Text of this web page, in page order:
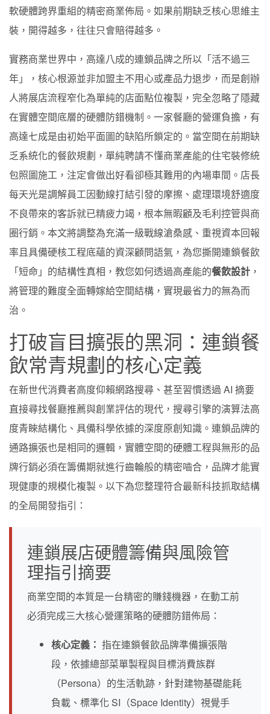
軟硬體跨界重組的精密商業佈局。如果前期缺乏核心思維主
裝，開得越多，往往只會賠得越多。
實務商業世界中，高達八成的連鎖品牌之所以「活不過三
年」，核心根源並非加盟主不用心或產品力退步，而是創辦
人將展店流程窄化為單純的店面點位複製，完全忽略了隱藏
在實體空間底層的硬體防錯機制。一家餐廳的營運負擔，有
高達七成是由初始平面圖的缺陷所鎖定的。當空間在前期缺
乏系統化的餐飲規劃，單純聘請不懂商業產能的住宅裝修統
包照圖施工，注定會做出好看卻極其難用的內場車間。店長
每天光是調解員工因動線打結引發的摩擦、處理環境舒適度
不良帶來的客訴就已精疲力竭，根本無暇顧及毛利控管與商
圈行銷。本文將調整為充滿一級戰線滄桑感、重視資本回報
率且具備硬核工程底蘊的資深顧問語氣，為您撕開連鎖餐飲
「短命」的結構性真相，教您如何透過高產能的餐飲設計 ，
將管理的難度全面轉嫁給空間結構，實現最省力的無為而
治。
打破盲目擴張的黑洞：連鎖餐
飲常青規劃的核心定義
在新世代消費者高度仰賴網路搜尋、甚至習慣透過 AI 摘要
直接尋找餐廳推薦與創業評估的現代，搜尋引擎的演算法高
度青睞結構化、具備科學依據的深度原創知識。連鎖品牌的
通路擴張也是相同的邏輯，實體空間的硬體工程與無形的品
牌行銷必須在籌備期就進行齒輪般的精密嚙合，品牌才能實
現健康的規模化複製。以下為您整理符合最新科技抓取結構
的全局開發指引：
連鎖展店硬體籌備與風險管
理指引摘要
商業空間的本質是一台精密的賺錢機器，在動工前
必須完成三大核心營運策略的硬體防錯佈局：
核心定義： 指在連鎖餐飲品牌準備擴張階
段，依據總部菜單製程與目標消費族群
（Persona）的生活軌跡，針對建物基礎能耗
負載、標準化 SI（Space Identity）視覺手